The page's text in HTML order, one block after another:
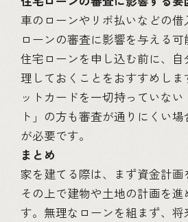
車のローンやリボ払いなどの
ローンの審査に影響を与える可
住宅ローンを申し込む前に、
理しておくことをおすすめしま
ットカードを一切持っていな
ト」の方も審査が通りにくい
が必要です。
まとめ
家を建てる際は、まず資金計画
その上で建物や土地の計画を
す。無理なローンを組まず、